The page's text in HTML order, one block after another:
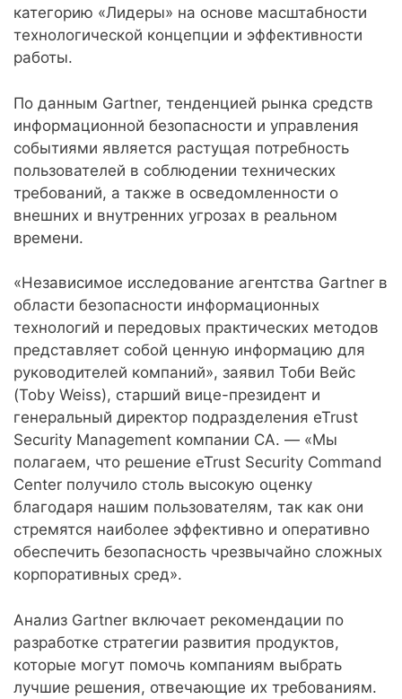
категорию «Лидеры» на основе масштабности
технологической концепции и эффективности
работы.
По данным Gartner, тенденцией рынка средств
информационной безопасности и управления
событиями является растущая потребность
пользователей в соблюдении технических
требований, а также в осведомленности о
внешних и внутренних угрозах в реальном
времени.
«Независимое исследование агентства Gartner в
области безопасности информационных
технологий и передовых практических методов
представляет собой ценную информацию для
руководителей компаний», заявил Тоби Вейс
(Toby Weiss), старший вице-президент и
генеральный директор подразделения eTrust
Security Management компании CA. — «Мы
полагаем, что решение eTrust Security Command
Center получило столь высокую оценку
благодаря нашим пользователям, так как они
стремятся наиболее эффективно и оперативно
обеспечить безопасность чрезвычайно сложных
корпоративных сред».
Анализ Gartner включает рекомендации по
разработке стратегии развития продуктов,
которые могут помочь компаниям выбрать
лучшие решения, отвечающие их требованиям.